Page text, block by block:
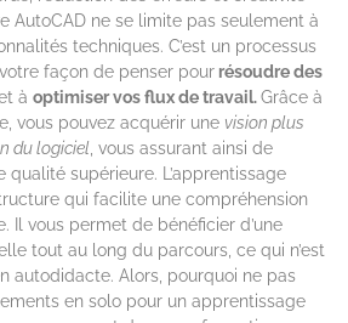
AutoCAD ne se limite pas seulement à
techniques. C’est un processus
façon de penser pour résoudre des
à optimiser vos flux de travail.Grâce à
vous pouvez acquérir une vision plus
du logiciel , vous assurant ainsi de
supérieure. L’apprentissage
qui facilite une compréhension
Il vous permet de bénéficier d’une
tout au long du parcours, ce qui n’est
autodidacte. Alors, pourquoi ne pas
en solo pour un apprentissage